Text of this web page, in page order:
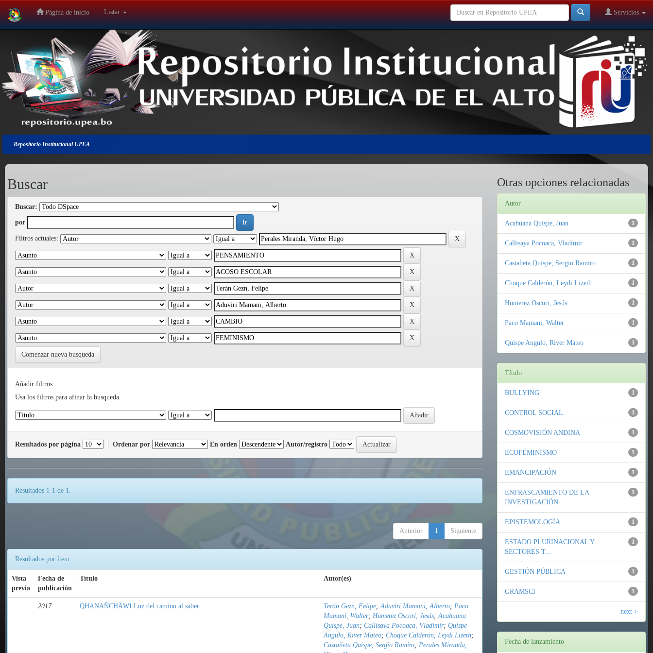
Salir
navegación
Página de inicio Listar Servicios
Repositorio Institucional UPEA
Buscar
Buscar:
por
Filtros actuales:
Comenzar nueva busqueda
Añadir filtros:
Usa los filtros para afinar la busqueda.
Resultados por página Ordenar por En orden Autor/registro
Resultados 1-1 de 1.
Anterior 1 Siguiente
Resultados por ítem:
Vista
previa
Fecha de
publicación
Título Autor(es)
2017 QHANAÑCHÄWI Luz del camino al saber Terán Gezn, Felipe;Aduviri Mamani, Alberto; Paco
Mamani, Walter; Humerez Oscori, Jesús;Acahuana
Quispe, Juan; Callisaya Pocoaca, Vladimir; Quispe
Angulo, River Mateo; Choque Calderón, Leydi Lizeth;
Castañeta Quispe, Sergio Ramiro; Perales Miranda,
Otras opciones relacionadas
Autor
1
Acahuana Quispe, Juan
1
Callisaya Pocoaca, Vladimir
1
Castañeta Quispe, Sergio Ramiro
1
Choque Calderón, Leydi Lizeth
1
Humerez Oscori, Jesús
1
Paco Mamani, Walter
1
Quispe Angulo, River Mateo
Título
1
BULLYING
1
CONTROL SOCIAL
1
COSMOVISIÓN ANDINA
1
ECOFEMINISMO
1
EMANCIPACIÓN
1
ENFRASCAMIENTO DE LA
INVESTIGACIÓN
1
EPISTEMOLOGÍA
1
ESTADO PLURINACIONAL Y
SECTORES T...
1
GESTIÓN PÚBLICA
1
GRAMSCI
next >
Fecha de lanzamiento